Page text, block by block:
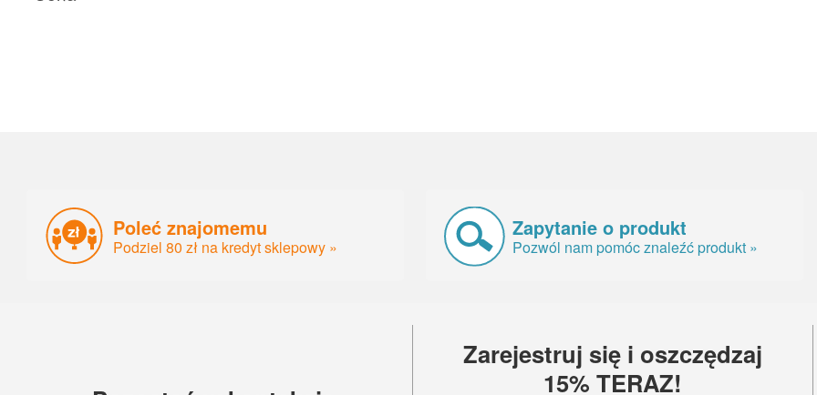
Poleć znajomemu
Podziel 80 zł na kredyt sklepowy »
Zapytanie o produkt
Pozwól nam pomóc znaleźć produkt »
Zarejestruj się i oszczędzaj
15% TERAZ!